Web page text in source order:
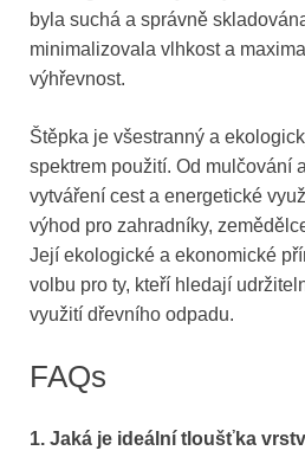
byla suchá a správně
minimalizovala vlhkost a
výhřevnost.
Štěpka je všestranný a
spektrem použití. Od mulčování
vytváření cest a energetické
výhod pro zahradníky,
Její ekologické a ekonomické
volbu pro ty, kteří hledají
využití dřevního odpadu.
FAQs
1. Jaká je ideální tloušťka